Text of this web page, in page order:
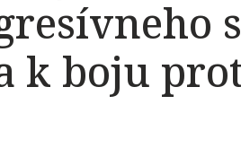
k boju